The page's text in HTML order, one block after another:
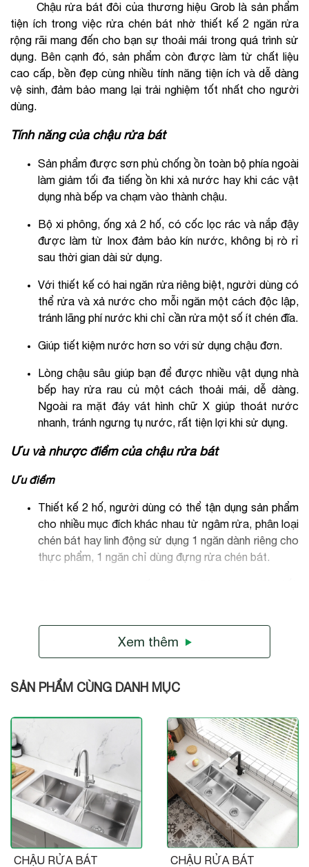
Chậu rửa bát đôi của thương hiệu Grob là sản phẩm
tiện ích trong việc rửa chén bát nhờ thiết kế 2 ngăn rửa
rộng rãi mang đến cho bạn sự thoải mái trong quá trình sử
dụng. Bên cạnh đó, sản phẩm còn được làm từ chất liệu
cao cấp, bền đẹp cùng nhiều tính năng tiện ích và dễ dàng
vệ sinh, đảm bảo mang lại trải nghiệm tốt nhất cho người
dùng.
Tính năng của chậu rửa bát
Sản phẩm được sơn phủ chống ồn toàn bộ phía ngoài
làm giảm tối đa tiếng ồn khi xả nước hay khi các vật
dụng nhà bếp va chạm vào thành chậu.
Bộ xi phông, ống xả 2 hố, có cốc lọc rác và nắp đậy
được làm từ Inox đảm bảo kín nước, không bị rò rỉ
sau thời gian dài sử dụng.
Với thiết kế có hai ngăn rửa riêng biệt, người dùng có
thể rửa và xả nước cho mỗi ngăn một cách độc lập,
tránh lãng phí nước khi chỉ cần rửa một số ít chén đĩa.
Giúp tiết kiệm nước hơn so với sử dụng chậu đơn.
Lòng chậu sâu giúp bạn để được nhiều vật dụng nhà
bếp hay rửa rau củ một cách thoải mái, dễ dàng.
Ngoài ra mặt đáy vát hình chữ X giúp thoát nước
nhanh, tránh ngưng tụ nước, rất tiện lợi khi sử dụng.
Ưu và nhược điểm của chậu rửa bát
Ưu điểm
Thiết kế 2 hố, người dùng có thể tận dụng sản phẩm
cho nhiều mục đích khác nhau từ ngâm rửa, phân loại
chén bát hay linh động sử dụng 1 ngăn dành riêng cho
thực phẩm, 1 ngăn chỉ dùng đựng rửa chén bát.
vệ sinh và có độ bền cao.
Nhược điểm
Khi sử dụng loại chậu 2 hố, người dùng cần chú ý
bảo đảm an toàn sức khỏe cho gia đình.
Kích thước chậu chỉ phù hợp với những gia đình có
diện tích căn bếp lớn.
Thông số kỹ thuật của sản phẩm
Mọi thông tin về sản phẩm được thể hiện rõ qua bảng sau:
Xem thêm
SẢN PHẨM CÙNG DANH MỤC
CHẬU RỬA BÁT
CHẬU RỬA BÁT